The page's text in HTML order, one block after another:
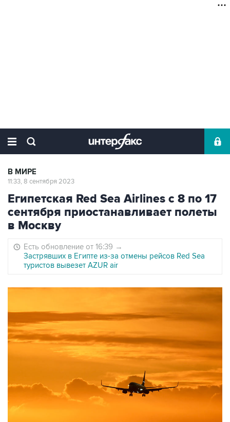
В МИРЕ
11:33, 8 сентября 2023
Египетская Red Sea Airlines с 8 по 17
сентября приостанавливает полеты
в Москву
Есть обновление от 16:39 →
Застрявших в Египте из-за отмены рейсов Red Sea
туристов вывезет AZUR air